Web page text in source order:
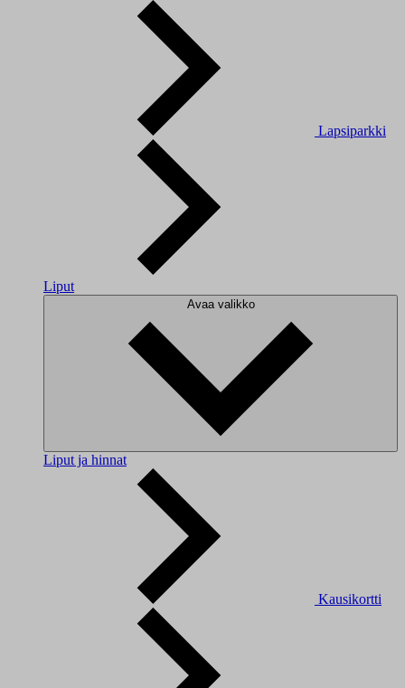
Lapsiparkki
Liput
Avaa valikko
Liput ja hinnat
Kausikortti